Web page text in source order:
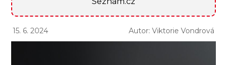
15. 6. 2024 Autor: Viktorie Vondrová